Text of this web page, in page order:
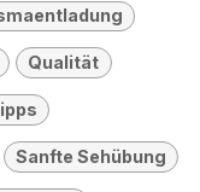
Qualität
Sanfte Sehübung